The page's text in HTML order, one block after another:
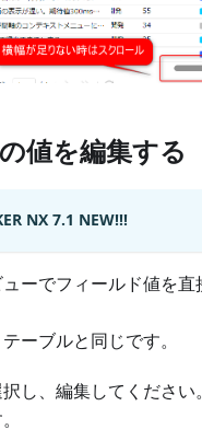
値を編集する
NX 7.1 NEW!!!
ーでフィールド値を直
ーブルと同じです。
し、編集してください